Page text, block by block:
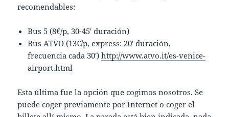
recomendables:
Bus 5 (8€/p, 30-45′ duración)
Bus ATVO (13€/p, express: 20′ duración,
frecuencia cada 30′)http://www.atvo.it/es-venice-
airport.html
Esta última fue la opción que cogimos nosotros. Se
puede coger previamente por Internet o coger el